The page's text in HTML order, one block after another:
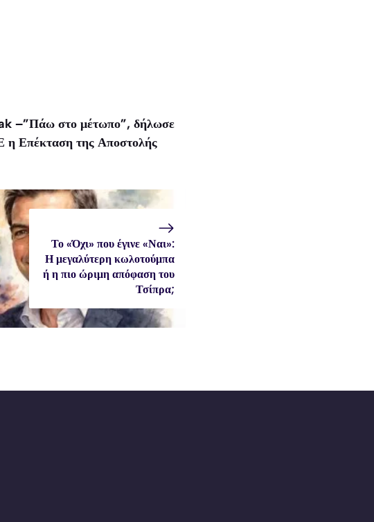
–”Πάω στο μέτωπο”, δήλωσε
Επέκταση της Αποστολής
Το «Όχι» που έγινε «Ναι»:
Η μεγαλύτερη κωλοτούμπα
ή η πιο ώριμη απόφαση του
Τσίπρα;